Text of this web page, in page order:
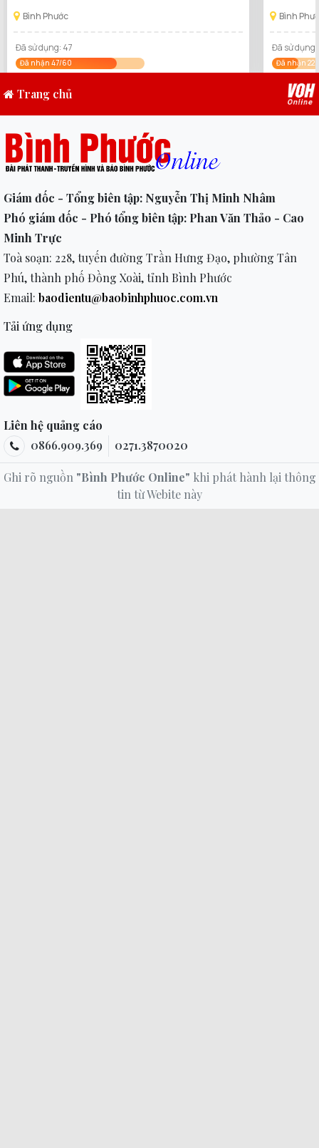
75.000đ tại GAPU Coffee & Tea
Bình Phước
Đã sử dụng: 47
Đã nhận 47/60
75.000đ
Bình
Đã sử
Đã nhận 22/
Trang chủ
Giám đốc - Tổng biên tập: Nguyễn Thị Minh Nhâm
Phó giám đốc - Phó tổng biên tập: Phan Văn Thảo - Cao
Minh Trực
Toà soạn: 228, tuyến đường Trần Hưng Đạo, phường Tân
Phú, thành phố Đồng Xoài, tỉnh Bình Phước
Email: baodientu@baobinhphuoc.com.vn
Tải ứng dụng
Liên hệ quảng cáo
0866.909.369
0271.3870020
Ghi rõ nguồn "Bình Phước Online" khi phát hành lại thông
tin từ Webite này